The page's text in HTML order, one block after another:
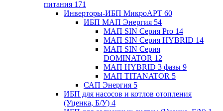
питания 171
Инверторы-ИБП МикроАРТ 60
ИБП МАП Энергия 54
МАП SIN Серия Pro 14
МАП SIN Серия HYBRID 14
МАП SIN Серия
DOMINATOR 12
МАП HYBRID 3 фазы 9
МАП TITANATOR 5
САП Энергия 5
ИБП для насосов и котлов отопления
(Уценка, Б/У) 4